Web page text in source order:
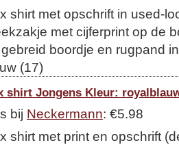
shirt met opschrift in used-
met cijferprint op de
boordje en rugpand
(17)
shirt Jongens Kleur:
bij Neckermann: €5.98
shirt met print en opschrift